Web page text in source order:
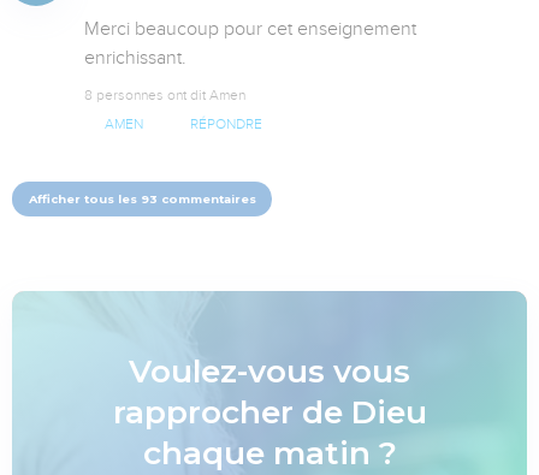
Merci beaucoup pour cet enseignement
enrichissant.
8 personnes ont dit Amen
AMEN RÉPONDRE
Afficher tous les 93 commentaires
Voulez-vous vous
rapprocher de Dieu
chaque matin ?